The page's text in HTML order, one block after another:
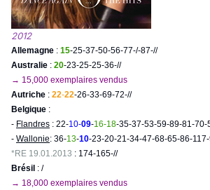
2012
Allemagne : 15-25-37-50-56-77-/-87-//
Australie : 20-23-25-25-36-//
→ 15,000 exemplaires vendus
Autriche : 22-22-26-33-69-72-//
Belgique :
- Flandres : 22-10-09-16-18-35-37-53-59-89-81-
- Wallonie: 36-13-10-23-20-21-34-47-68-65-86-
*RE 19.01.2013 : 174-165-//
Brésil : /
→ 18,000 exemplaires vendus